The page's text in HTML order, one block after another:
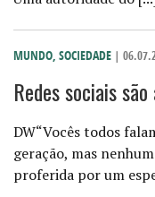
MUNDO, SOCIEDADE |
Redes sociais
DW“Vocês todos
geração, mas
proferida por um